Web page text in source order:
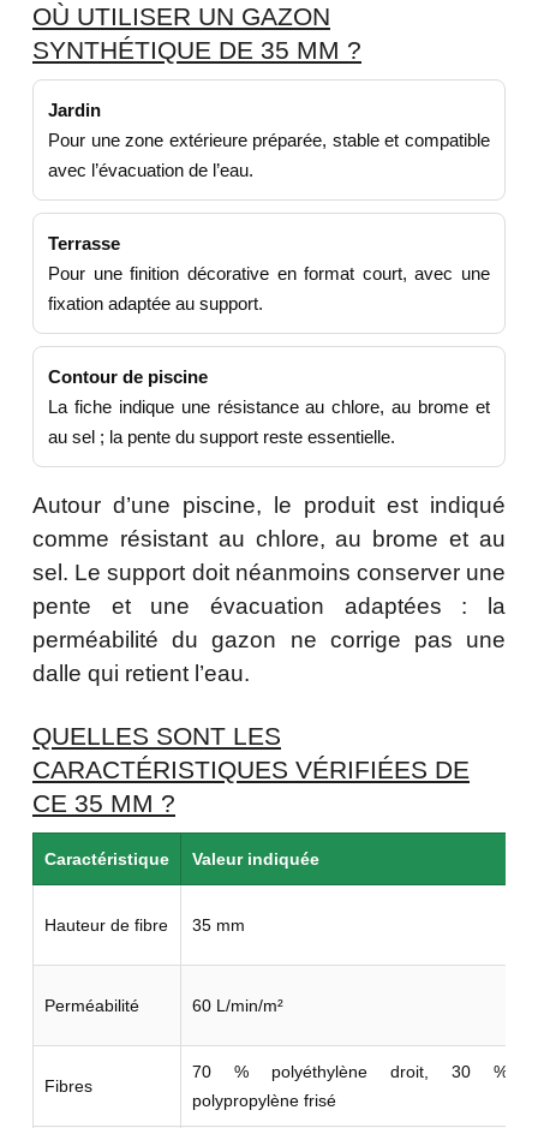
OÙ UTILISER UN GAZON
SYNTHÉTIQUE DE 35 MM ?
Jardin
Pour une zone extérieure préparée, stable et compatible
avec l’évacuation de l’eau.
Terrasse
Pour une finition décorative en format court, avec une
fixation adaptée au support.
Contour de piscine
La fiche indique une résistance au chlore, au brome et
au sel ; la pente du support reste essentielle.
Autour d’une piscine, le produit est indiqué
comme résistant au chlore, au brome et au
sel. Le support doit néanmoins conserver une
pente et une évacuation adaptées : la
perméabilité du gazon ne corrige pas une
dalle qui retient l’eau.
QUELLES SONT LES
CARACTÉRISTIQUES VÉRIFIÉES DE
CE 35 MM ?
Caractéristique Valeur indiquée
Hauteur de fibre 35 mm
Perméabilité 60 L/min/m²
Fibres
70 % polyéthylène droit, 30 %
polypropylène frisé